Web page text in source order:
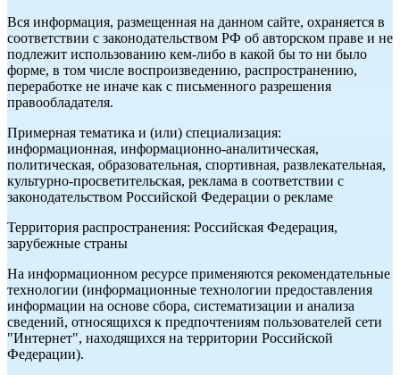
Вся информация, размещенная на данном сайте, охраняется в
соответствии с законодательством РФ об авторском праве и не
подлежит использованию кем-либо в какой бы то ни было
форме, в том числе воспроизведению, распространению,
переработке не иначе как с письменного разрешения
правообладателя.
Примерная тематика и (или) специализация:
информационная, информационно-аналитическая,
политическая, образовательная, спортивная, развлекательная,
культурно-просветительская, реклама в соответствии с
законодательством Российской Федерации о рекламе
Территория распространения: Российская Федерация,
зарубежные страны
На информационном ресурсе применяются рекомендательные
технологии (информационные технологии предоставления
информации на основе сбора, систематизации и анализа
сведений, относящихся к предпочтениям пользователей сети
"Интернет", находящихся на территории Российской
Федерации).